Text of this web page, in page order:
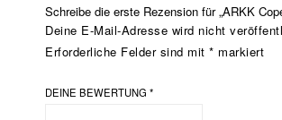
Schreibe die erste Rezension für „ARKK
Deine E-Mail-Adresse wird nicht
Erforderliche Felder sind mit * markiert
DEINE BEWERTUNG *